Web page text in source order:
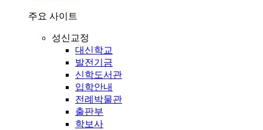
주요 사이트
성신교정
대신학교
발전기금
신학도서관
입학안내
전례박물관
출판부
학보사